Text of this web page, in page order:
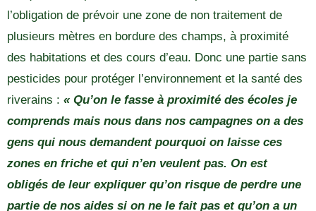
l’obligation de prévoir une zone de non traitement de
plusieurs mètres en bordure des champs, à proximité
des habitations et des cours d’eau. Donc une partie sans
pesticides pour protéger l’environnement et la santé des
riverains : « Qu’on le fasse à proximité des écoles je
comprends mais nous dans nos campagnes on a des
gens qui nous demandent pourquoi on laisse ces
zones en friche et qui n’en veulent pas. On est
obligés de leur expliquer qu’on risque de perdre une
partie de nos aides si on ne le fait pas et qu’on a un